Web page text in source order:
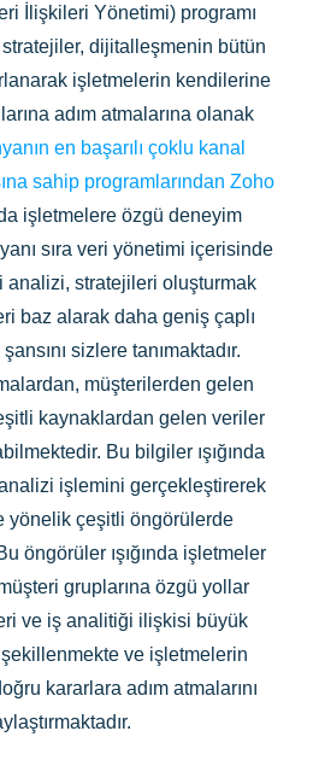
İlişkileri Yönetimi) programı
dijitalleşmenin bütün
işletmelerin kendilerine
adım atmalarına olanak
en başarılı çoklu kanal
sahip programlarından Zoho
işletmelere özgü deneyim
sıra veri yönetimi içerisinde
analizi, stratejileri oluşturmak
baz alarak daha geniş çaplı
sizlere tanımaktadır.
müşterilerden gelen
kaynaklardan gelen veriler
Bu bilgiler ışığında
işlemini gerçekleştirerek
yönelik çeşitli öngörülerde
öngörüler ışığında işletmeler
gruplarına özgü yollar
ve iş analitiği ilişkisi büyük
ve işletmelerin
kararlara adım atmalarını